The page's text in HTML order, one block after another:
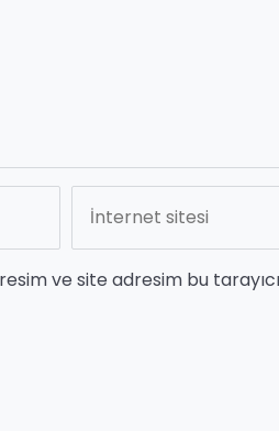
ve site adresim bu